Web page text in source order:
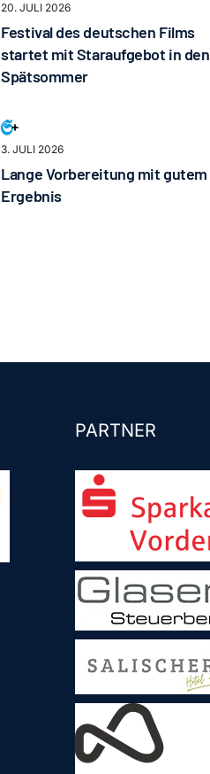
20. JULI 2026
Festival des deutschen Films
startet mit Staraufgebot in den
Spätsommer
3. JULI 2026
Lange Vorbereitung mit gutem
Ergebnis
PARTNER